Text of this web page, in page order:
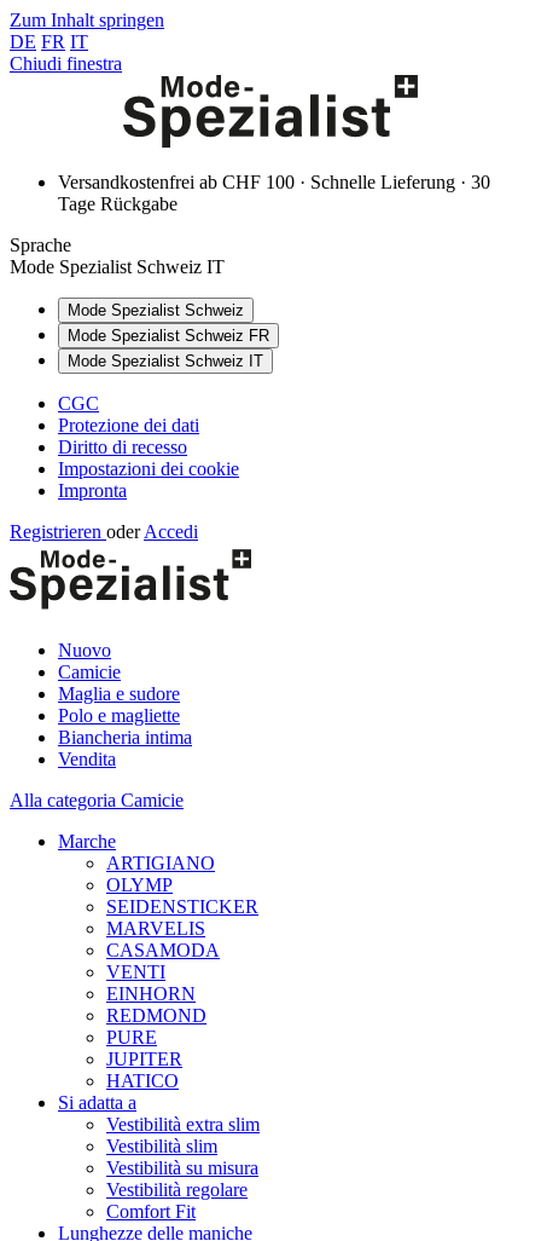
Zum Inhalt springen
DE FR IT
Chiudi finestra
Versandkostenfrei ab CHF 100 · Schnelle Lieferung · 30
Tage Rückgabe
Sprache
Mode Spezialist Schweiz IT
Mode Spezialist Schweiz
Mode Spezialist Schweiz FR
Mode Spezialist Schweiz IT
CGC
Protezione dei dati
Diritto di recesso
Impostazioni dei cookie
Impronta
Registrieren oder Accedi
Nuovo
Camicie
Maglia e sudore
Polo e magliette
Biancheria intima
Vendita
Alla categoria Camicie
Marche
ARTIGIANO
OLYMP
SEIDENSTICKER
MARVELIS
CASAMODA
VENTI
EINHORN
REDMOND
PURE
JUPITER
HATICO
Si adatta a
Vestibilità extra slim
Vestibilità slim
Vestibilità su misura
Vestibilità regolare
Comfort Fit
Lunghezze delle maniche